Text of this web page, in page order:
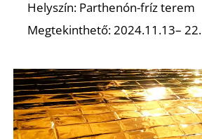
Helyszín: Parthenón-fríz terem
Megtekinthető: 2024.11.13– 22.